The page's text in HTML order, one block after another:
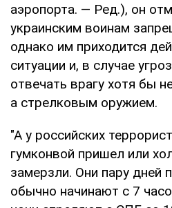
аэропорта. — Ред.), он
украинским воинам
однако им приходится
ситуации и, в случае
отвечать врагу хотя бы
а стрелковым оружием.
"А у российских
гумконвой пришел или
замерзли. Они пару дней
обычно начинают с 7